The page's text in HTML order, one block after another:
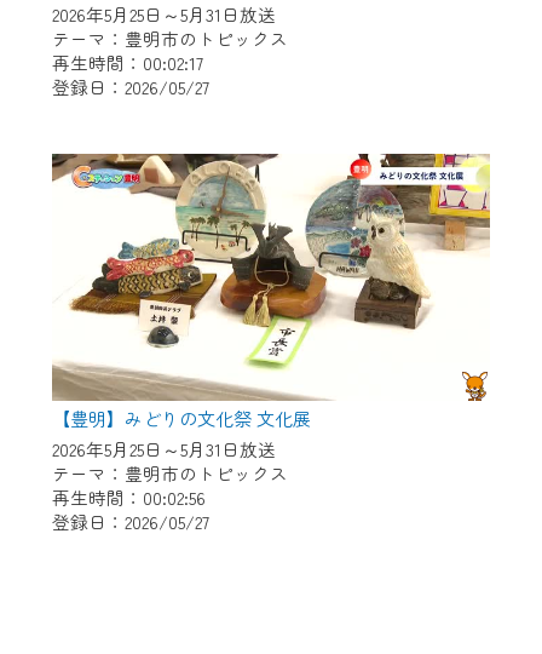
2026年5月25日～5月31日放送
テーマ：豊明市のトピックス
再生時間：00:02:17
登録日：2026/05/27
【豊明】みどりの文化祭 文化展
2026年5月25日～5月31日放送
テーマ：豊明市のトピックス
再生時間：00:02:56
登録日：2026/05/27